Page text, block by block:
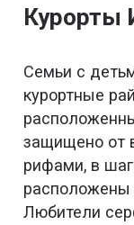
Курорты
Семьи с
курортные
защищено от
рифами, в
расположены
Любители